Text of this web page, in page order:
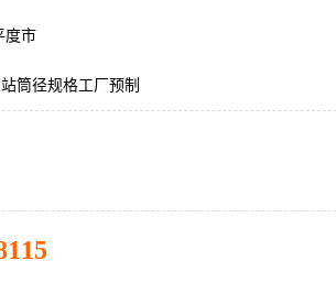
度市
筒径规格工厂预制